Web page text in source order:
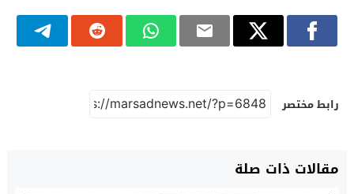
رابط مختصر
مقالات ذات صلة